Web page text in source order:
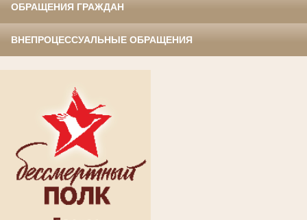
ОБРАЩЕНИЯ ГРАЖДАН
ВНЕПРОЦЕССУАЛЬНЫЕ ОБРАЩЕНИЯ